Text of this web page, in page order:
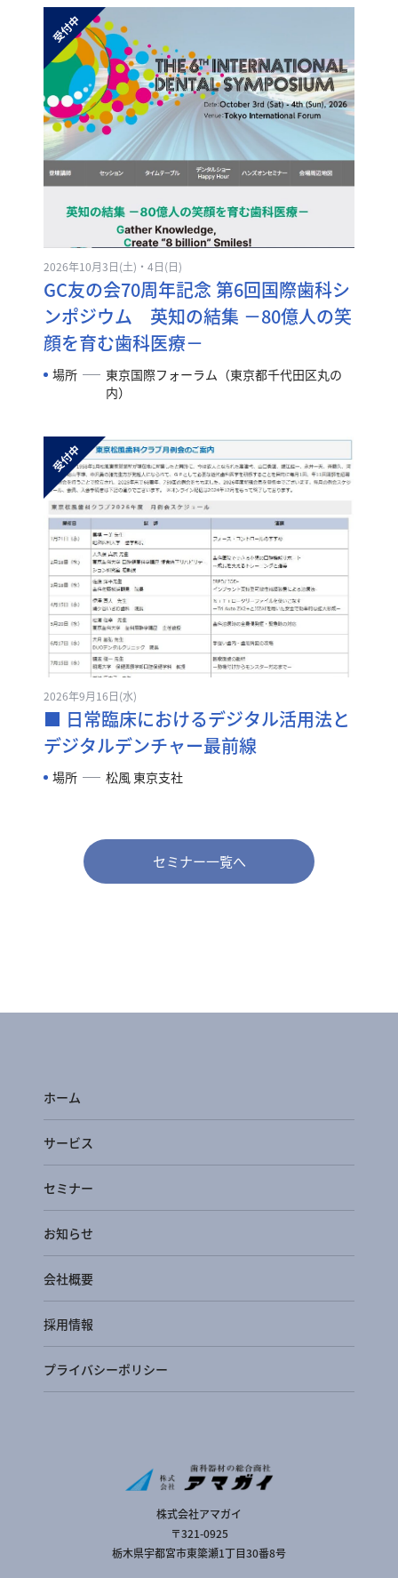
2026年10月3日(土)・4日(日)
GC友の会70周年記念 第6回国際歯科シ
ンポジウム 英知の結集 －80億人の笑
顔を育む歯科医療－
場所
東京国際フォーラム（東京都千代田区丸の
内）
2026年9月16日(水)
■ 日常臨床におけるデジタル活用法と
デジタルデンチャー最前線
場所 松風 東京支社
セミナー一覧へ
株式会社アマガイ
〒321-0925
栃木県宇都宮市東簗瀬1丁目30番8号
ホーム
サービス
セミナー
お知らせ
会社概要
採用情報
プライバシーポリシー